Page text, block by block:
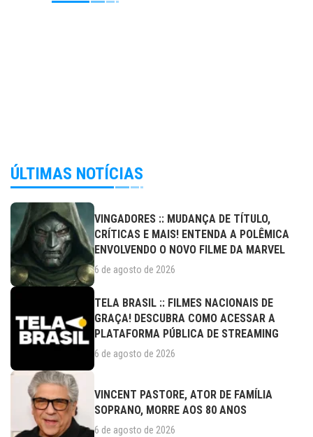
ÚLTIMAS NOTÍCIAS
VINGADORES :: MUDANÇA DE TÍTULO,
CRÍTICAS E MAIS! ENTENDA A POLÊMICA
ENVOLVENDO O NOVO FILME DA MARVEL
6 de agosto de 2026
TELA BRASIL :: FILMES NACIONAIS DE
GRAÇA! DESCUBRA COMO ACESSAR A
PLATAFORMA PÚBLICA DE STREAMING
6 de agosto de 2026
VINCENT PASTORE, ATOR DE FAMÍLIA
SOPRANO, MORRE AOS 80 ANOS
6 de agosto de 2026